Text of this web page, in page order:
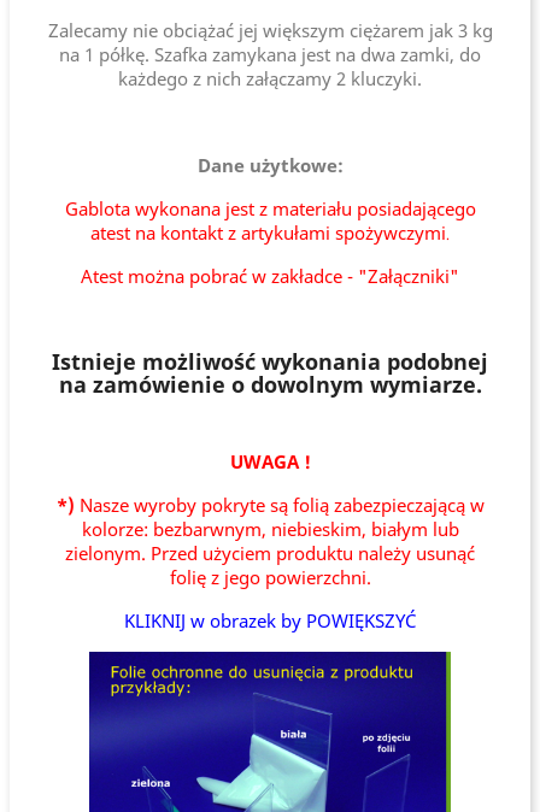
Zalecamy nie obciążać jej większym ciężarem jak 3 kg
na 1 półkę. Szafka zamykana jest na dwa zamki, do
każdego z nich załączamy 2 kluczyki.
Dane użytkowe:
Gablota wykonana jest z materiału posiadającego
atest na kontakt z artykułami spożywczymi.
Atest można pobrać w zakładce - "Załączniki"
Istnieje możliwość wykonania podobnej
na zamówienie o dowolnym wymiarze.
UWAGA !
*) Nasze wyroby pokryte są folią zabezpieczającą w
kolorze: bezbarwnym, niebieskim, białym lub
zielonym. Przed użyciem produktu należy usunąć
folię z jego powierzchni.
KLIKNIJ w obrazek by POWIĘKSZYĆ